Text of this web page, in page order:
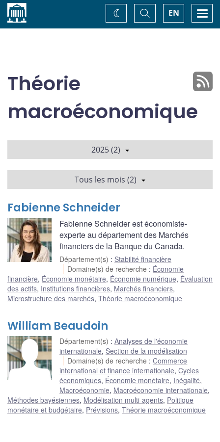
Accueil EN
Basculer
la
recherche
Changez
de
Théorie
macroéconomique
2025 (2)
Tous les mois (2)
Fabienne Schneider
Fabienne Schneider est économiste-
experte au département des Marchés
financiers de la Banque du Canada.
Département(s) : Stabilité financière
Domaine(s) de recherche : Économie
financière, Économie monétaire, Économie numérique, Évaluation
des actifs, Institutions financières, Marchés financiers,
Microstructure des marchés, Théorie macroéconomique
William Beaudoin
Département(s) : Analyses de l'économie
internationale, Section de la modélisation
Domaine(s) de recherche :Commerce
international et finance internationale, Cycles
économiques, Économie monétaire, Inégalité,
Macroéconomie, Macroéconomie internationale,
Méthodes bayésiennes, Modélisation multi-agents, Politique
monétaire et budgétaire, Prévisions, Théorie macroéconomique